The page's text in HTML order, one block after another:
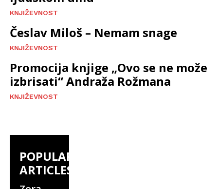
KNJIŽEVNOST
Česlav Miloš – Nemam snage
KNJIŽEVNOST
Promocija knjige „Ovo se ne može
izbrisati“ Andraža Rožmana
KNJIŽEVNOST
POPULAR
ARTICLES